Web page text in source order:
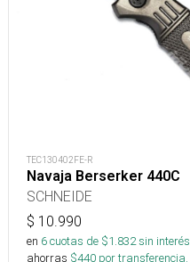
TEC130402FE-R
Navaja Berserker 440C
SCHNEIDE
$ 10.990
en 6cuotas de $1.832sin interés
ahorras $440 por transferencia.